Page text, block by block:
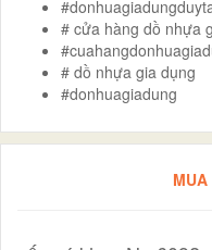
# cửa hàng dồ nhựa
# dồ nhựa gia dụng
#donhuagiadung
MUA